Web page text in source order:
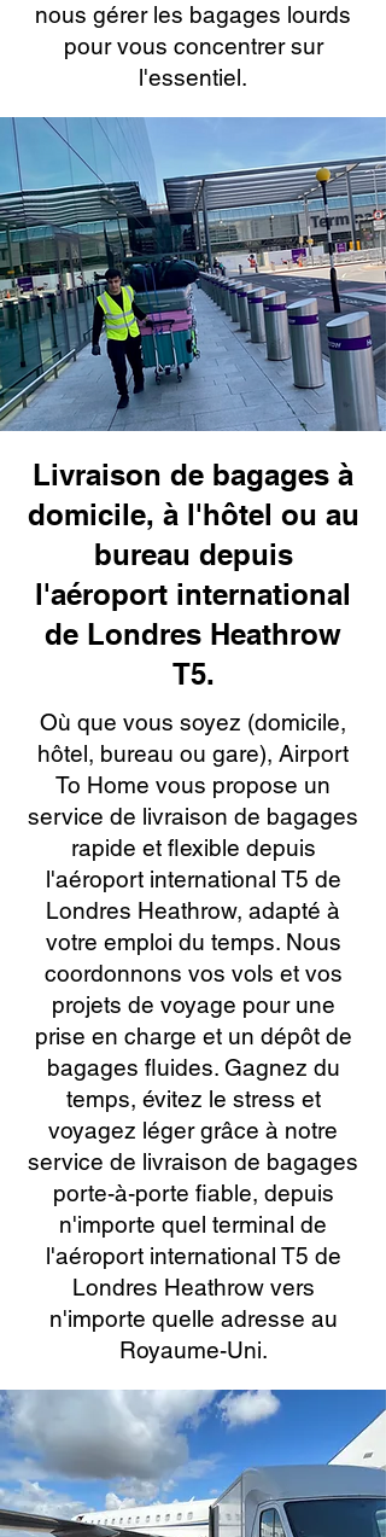
nous gérer les bagages lourds
pour vous concentrer sur
l'essentiel.
Livraison de bagages à
domicile, à l'hôtel ou au
bureau depuis
l'aéroport international
de Londres Heathrow
T5.
Où que vous soyez (domicile,
hôtel, bureau ou gare), Airport
To Home vous propose un
service de livraison de bagages
rapide et flexible depuis
l'aéroport international T5 de
Londres Heathrow, adapté à
votre emploi du temps. Nous
coordonnons vos vols et vos
projets de voyage pour une
prise en charge et un dépôt de
bagages fluides. Gagnez du
temps, évitez le stress et
voyagez léger grâce à notre
service de livraison de bagages
porte-à-porte fiable, depuis
n'importe quel terminal de
l'aéroport international T5 de
Londres Heathrow vers
n'importe quelle adresse au
Royaume-Uni.